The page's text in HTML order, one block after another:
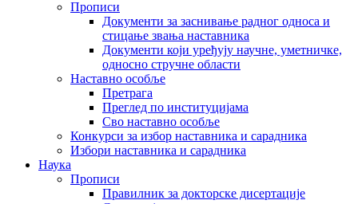
Прописи
Документи за заснивање радног односа и
стицање звања наставника
Документи који уређују научне, уметничке,
односно стручне области
Наставно особље
Претрага
Преглед по институцијама
Сво наставно особље
Конкурси за избор наставника и сарадника
Избори наставника и сарадника
Наука
Прописи
Правилник за докторске дисертације